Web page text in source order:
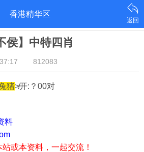
香港精华区
返回
侯】中特四肖
812083
猪≯开:？00对
料
或本资料，一起交流！